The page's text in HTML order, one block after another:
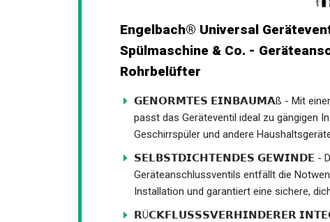
Engelbach® Universal
Spülmaschine & Co. -
Rohrbelüfter
𝗚𝗘𝗡𝗢𝗥𝗠𝗧𝗘𝗦 𝗘𝗜𝗡𝗕𝗔𝗨𝗠𝗔ß - Mit einem
passt das Geräteventil ideal zu gängigen
Geschirrspüler und andere
𝗦𝗘𝗟𝗕𝗦𝗧𝗗𝗜𝗖𝗛𝗧𝗘𝗡𝗗𝗘𝗦 𝗚𝗘𝗪𝗜𝗡𝗗𝗘 -
Geräteanschlussventils entfällt die
Installation und garantiert eine sichere,
𝗥Ü𝗖𝗞𝗙𝗟𝗨𝗦𝗦𝗦𝗩𝗘𝗥𝗛𝗜𝗡𝗗𝗘𝗥𝗘𝗥